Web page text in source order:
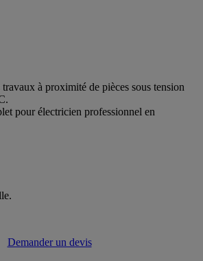
à proximité de pièces sous tension
pour électricien professionnel en
Demander un devis